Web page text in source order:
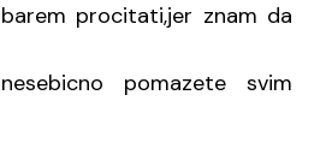
procitati,jer znam da
pomazete svim